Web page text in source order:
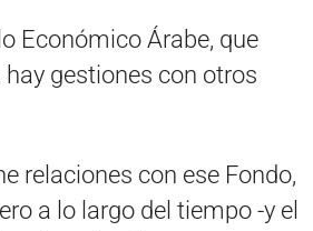
Económico Árabe, que
gestiones con otros
relaciones con ese Fondo,
a lo largo del tiempo -y el